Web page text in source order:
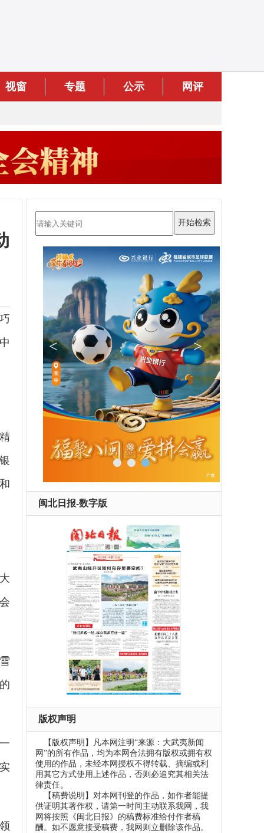
视窗 专题 公示 网评
闽北日报-数字版
版权声明
【版权声明】凡本网注明“来源：大武夷新闻
网”的所有作品，均为本网合法拥有版权或拥有权
使用的作品，未经本网授权不得转载、摘编或利
用其它方式使用上述作品，否则必追究其相关法
律责任。
【稿费说明】对本网刊登的作品，如作者能提
供证明其著作权，请第一时间主动联系我网，我
网将按照《闽北日报》的稿费标准给付作者稿
酬。如不愿意接受稿费，我网则立删除该作品。